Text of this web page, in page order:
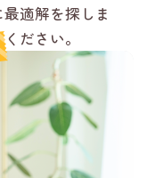
適解を探しま
ださい。